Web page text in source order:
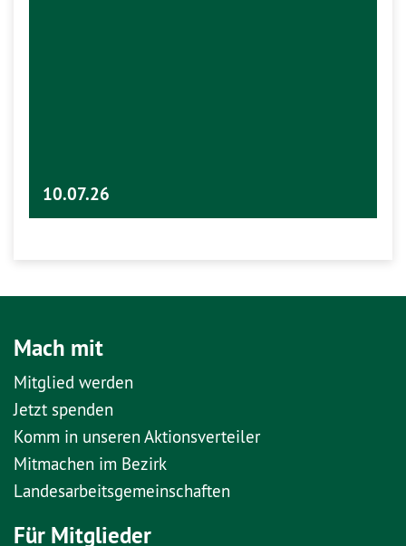
10.07.26
Mach mit
Mitglied werden
Jetzt spenden
Komm in unseren Aktionsverteiler
Mitmachen im Bezirk
Landesarbeitsgemeinschaften
Für Mitglieder